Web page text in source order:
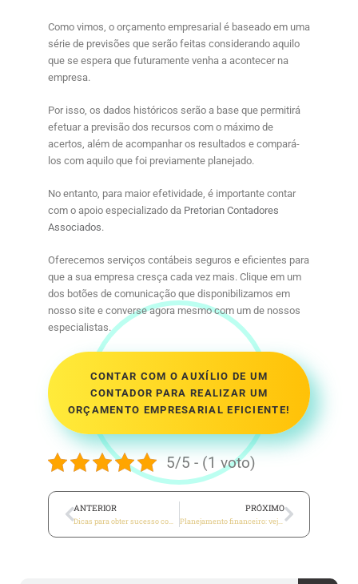
Como vimos, o orçamento empresarial é baseado em uma
série de previsões que serão feitas considerando aquilo
que se espera que futuramente venha a acontecer na
empresa.
Por isso, os dados históricos serão a base que permitirá
efetuar a previsão dos recursos com o máximo de
acertos, além de acompanhar os resultados e compará-
los com aquilo que foi previamente planejado.
No entanto, para maior efetividade, é importante contar
com o apoio especializado da Pretorian Contadores
Associados.
Oferecemos serviços contábeis seguros e eficientes para
que a sua empresa cresça cada vez mais. Clique em um
dos botões de comunicação que disponibilizamos em
nosso site e converse agora mesmo com um de nossos
especialistas.
CONTAR COM O AUXÍLIO DE UM
CONTADOR PARA REALIZAR UM
ORÇAMENTO EMPRESARIAL EFICIENTE!
5/5 - (1 voto)
ANTERIOR PRÓXIMO
Planejamento financeiro: veja agora a chave do sucesso para o seu negócio